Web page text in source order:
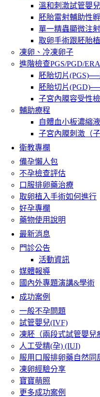
溫和刺激試管嬰兒
胚胎雷射輔助性
單一精蟲顯微注射
取卵手術跟胚胎
凍卵、冷凍卵子
進階檢查PGS/PGD/ERA
胚胎切片
胚胎切片
子宮內膜容受性
輔助療程
自體血小板濃縮液
子宮內膜刺激（
衛教專欄
備孕懶人包
不孕檢查評估
口服排卵藥治療
取卵植入手術如何進行
好孕專欄
藥物使用說明
最新消息
門診公告
活動資訊
媒體報導
國內外專題演講&學術
成功案例
一般不孕問題
試管嬰兒(IVF)
凍胚（兩段式試管嬰兒
人工受精(孕) (IUI)
服用口服排卵藥自然同
凍卵經驗分享
寶寶萌照
更多成功案例